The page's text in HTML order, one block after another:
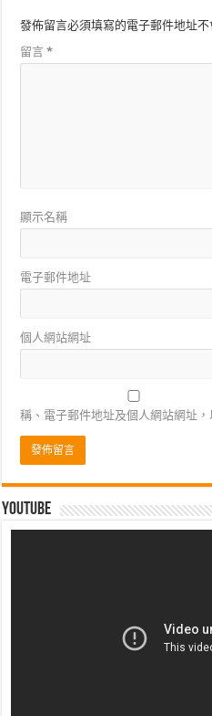
發佈留言必須填寫的電子郵件地址不
留言*
顯示名稱
電子郵件地址
個人網站網址
稱、電子郵件地址及個人網站網址
Youtube